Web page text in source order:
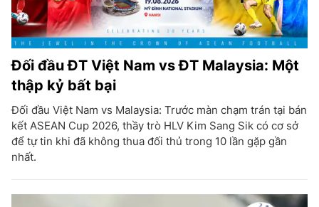
Đối đầu ĐT Việt Nam vs ĐT Malaysia: Một
thập kỷ bất bại
Đối đầu Việt Nam vs Malaysia: Trước màn chạm trán tại bán
kết ASEAN Cup 2026, thầy trò HLV Kim Sang Sik có cơ sở
để tự tin khi đã không thua đối thủ trong 10 lần gặp gần
nhất.